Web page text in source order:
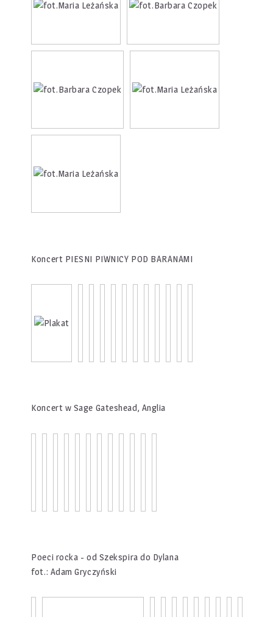
Koncert PIESNI PIWNICY POD BARANAMI
Koncert w Sage Gateshead, Anglia
Poeci rocka - od Szekspira do Dylana
fot.: Adam Gryczyński